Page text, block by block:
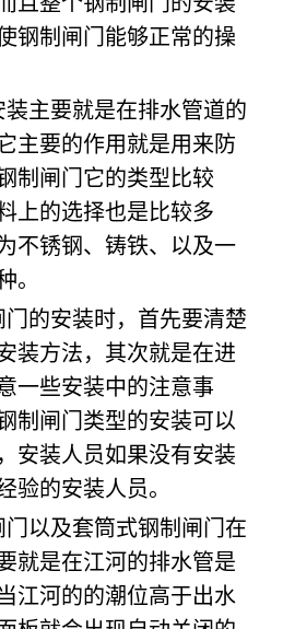
钢制闸门能够正常的操
主要就是在排水管道的
主要的作用就是用来防
制闸门它的类型比较
上的选择也是比较多
不锈钢、铸铁、以及一
。
的安装时，首先要清楚
装方法，其次就是在进
一些安装中的注意事
制闸门类型的安装可以
安装人员如果没有安装
验的安装人员。
以及套筒式钢制闸门在
就是在江河的排水管是
江河的的潮位高于出水